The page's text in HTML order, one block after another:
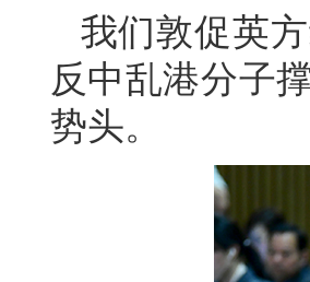
我们敦促英
反中乱港分子
势头。